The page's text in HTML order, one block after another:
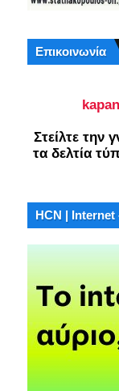
Επικοινωνία
Στείλτε
τα δελτία
HCN | Internet